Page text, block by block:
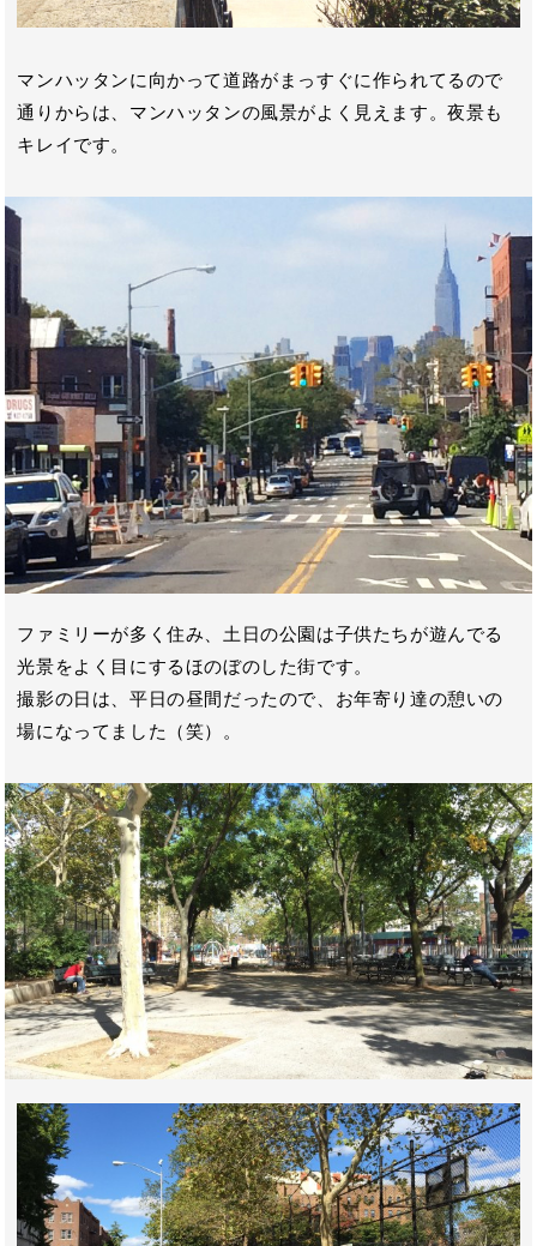
マンハッタンに向かって道路がまっすぐに作られてるので
通りからは、マンハッタンの風景がよく見えます。夜景も
キレイです。
ファミリーが多く住み、土日の公園は子供たちが遊んでる
光景をよく目にするほのぼのした街です。
撮影の日は、平日の昼間だったので、お年寄り達の憩いの
場になってました（笑）。